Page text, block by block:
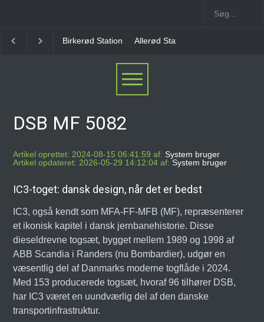
Allerød Station Favrholm Station
DSB MF 5082
Artikel oprettet: 2024-08-15 06:41:59 af: System bruger
Artikel opdateret: 2026-05-29 14:12:04 af: System bruger
IC3-toget: dansk design, når det er bedst
IC3, også kendt som MFA-FF-MFB (MF), repræsenterer
et ikonisk kapitel i dansk jernbanehistorie. Disse
dieseldrevne togsæt, bygget mellem 1989 og 1998 af
ABB Scandia i Randers (nu Bombardier), udgør en
væsentlig del af Danmarks moderne togflåde i 2024.
Med 153 producerede togsæt, hvoraf 96 tilhører DSB,
har IC3 været en uundværlig del af den danske
transportinfrastruktur.